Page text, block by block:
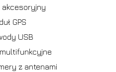
akcesoryjny
GPS
USB
z antenami